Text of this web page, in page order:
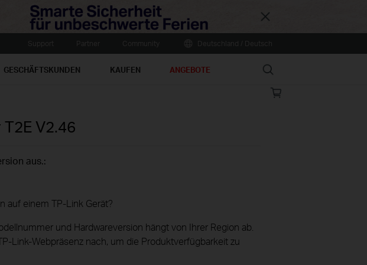
Close
GESCHÄFTSKUNDEN KAUFEN ANGEBOTE Search
Online
V2.46
aus.:
auf einem TP-Link Gerät?
und Hardwareversion hängt von Ihrer Region ab.
Link-Webpräsenz nach, um die Produktverfügbarkeit zu